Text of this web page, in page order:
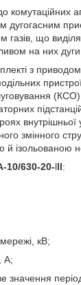
комутаційних
дугогасним
газів, що
на них
з
внутрішньої
змінного
й ізольованою
10/630-20-lll:
кВ;
А;
значення